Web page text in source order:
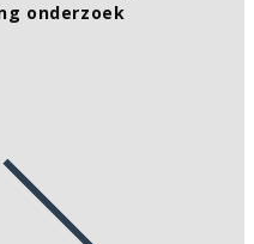
onderzoek